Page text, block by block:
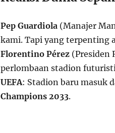
Pep Guardiola(Manajer
kami. Tapi yang terpenting
Florentino Pérez(Presiden
perlombaan stadion
UEFA: Stadion baru masuk
Champions 2033.